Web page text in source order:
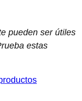
pueden ser útiles
estas